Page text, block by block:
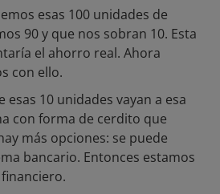
esas 100 unidades de
90 y que nos sobran 10. Esta
el ahorro real. Ahora
con ello.
10 unidades vayan a esa
con forma de cerdito que
más opciones: se puede
bancario. Entonces estamos